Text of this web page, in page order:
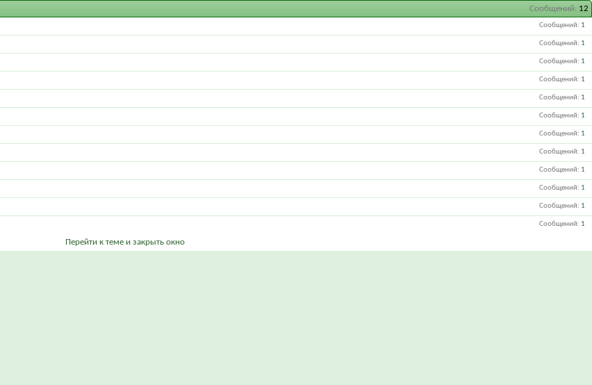
Сообщений 12
Сообщений 1
Сообщений 1
Сообщений 1
Сообщений 1
Сообщений 1
Сообщений 1
Сообщений 1
Сообщений 1
Сообщений 1
Сообщений 1
Сообщений 1
Сообщений 1
Перейти к теме и закрыть окно